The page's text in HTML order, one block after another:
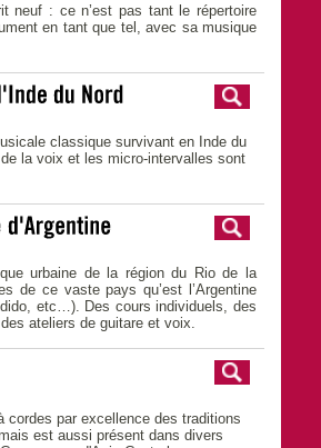
neuf : ce n’est pas tant le répertoire
en tant que tel, avec sa musique
classique survivant en Inde du
la voix et les micro-intervalles sont
urbaine de la région du Rio de la
de ce vaste pays qu’est l’Argentine
etc…). Des cours individuels, des
ateliers de guitare et voix.
cordes par excellence des traditions
est aussi présent dans divers